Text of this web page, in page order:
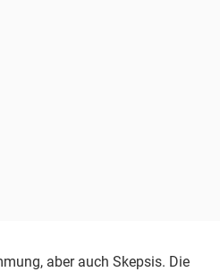
aber auch Skepsis. Die